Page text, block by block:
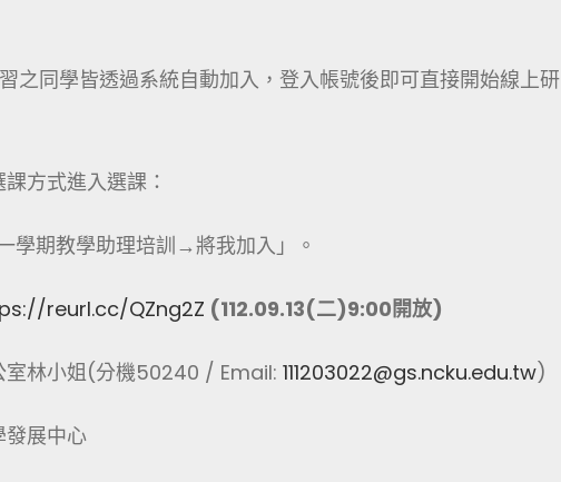
之同學皆透過系統自動加入，登入帳號後即可直接開始線上研
方式進入選課：
學期教學助理培訓→將我加入」。
reurl.cc/QZng2Z (112.09.13(二)9:00開放)
室林小姐(分機50240 / Email: 111203022@gs.ncku.edu.tw)
發展中心